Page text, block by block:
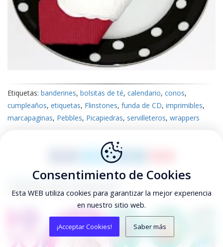
Etiquetas: banderines, bolsitas de té, calendario, conos,
cumpleaños, etiquetas, Flinstones, funda de CD, imprimibles,
marcapaginas, Pebbles, Picapiedras, servilleteros, wrappers
TAMBIÉN PODRÍA INTERESARTE...
Consentimiento de Cookies
Esta WEB utiliza cookies para garantizar la mejor experiencia
en nuestro sitio web.
¡Acceptar Cookies! Saber más